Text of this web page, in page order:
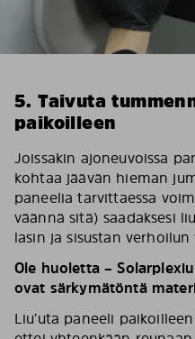
5. Taivuta
paikoilleen
Joissakin ajoneuvoissa
kohtaa jäävän hieman
paneelia tarvittaessa
väännä sitä) saadaksesi
lasin ja sisustan verhoilun
Ole huoletta –
ovat särkymätöntä
Liu’uta paneeli